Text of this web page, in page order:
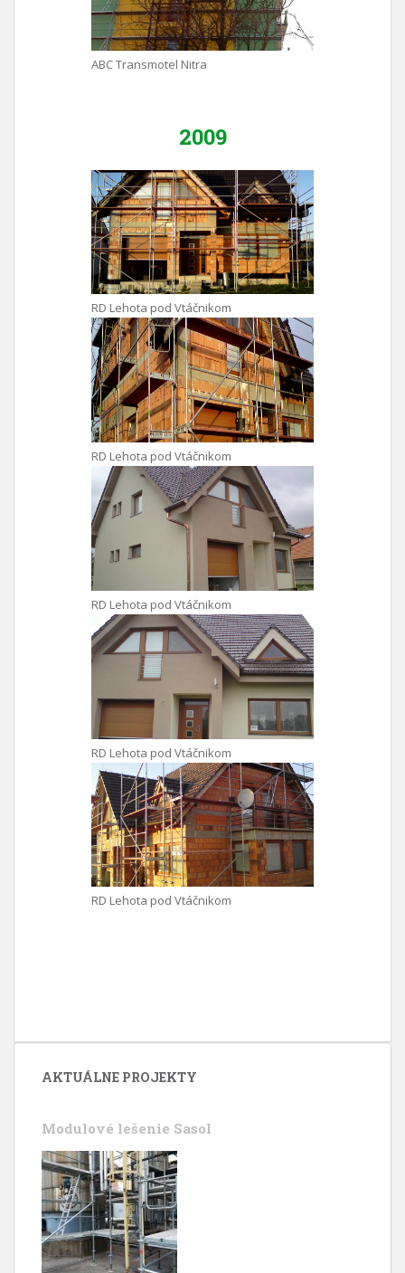
ABC Transmotel Nitra
2009
RD Lehota pod Vtáčnikom
RD Lehota pod Vtáčnikom
RD Lehota pod Vtáčnikom
RD Lehota pod Vtáčnikom
RD Lehota pod Vtáčnikom
AKTUÁLNE PROJEKTY
Modulové lešenie Sasol